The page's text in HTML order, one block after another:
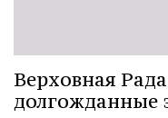
Верховная
долгожданные